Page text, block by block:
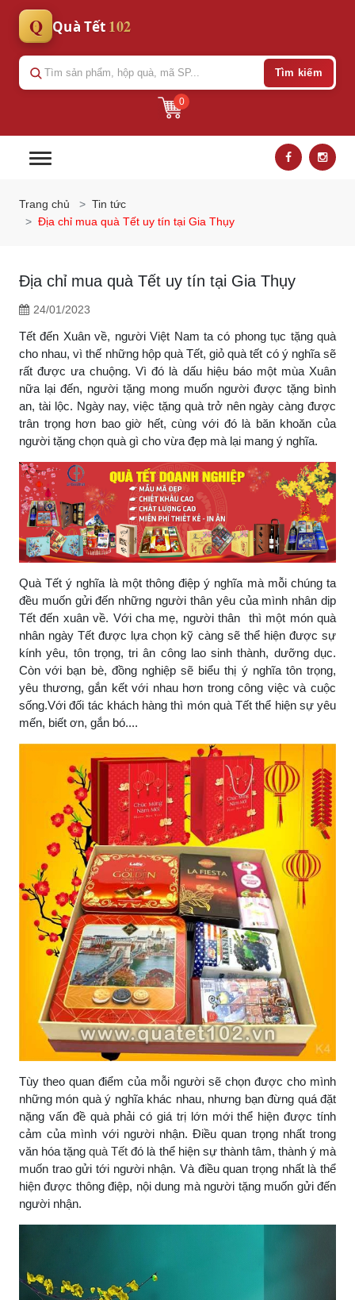
Q Quà Tết 102
0
Tìm kiếm
Trang chủ
Tin tức
Địa chỉ mua quà Tết uy tín tại Gia Thụy
Địa chỉ mua quà Tết uy tín tại Gia Thụy
24/01/2023
Tết đến Xuân về, người Việt Nam ta có phong tục tặng quà
cho nhau, vì thế những hộp quà Tết, giỏ quà tết có ý nghĩa sẽ
rất được ưa chuộng. Vì đó là dấu hiệu báo một mùa Xuân
nữa lại đến, người tặng mong muốn người được tặng bình
an, tài lộc. Ngày nay, việc tặng quà trở nên ngày càng được
trân trọng hơn bao giờ hết, cùng với đó là băn khoăn của
người tặng chọn quà gì cho vừa đẹp mà lại mang ý nghĩa.
Quà Tết ý nghĩa là một thông điệp ý nghĩa mà mỗi chúng ta
đều muốn gửi đến những người thân yêu của mình nhân dịp
Tết đến xuân về. Với cha mẹ, người thân thì một món quà
nhân ngày Tết được lựa chọn kỹ càng sẽ thể hiện được sự
kính yêu, tôn trọng, tri ân công lao sinh thành, dưỡng dục.
Còn với bạn bè, đồng nghiệp sẽ biểu thị ý nghĩa tôn trọng,
yêu thương, gắn kết với nhau hơn trong công việc và cuộc
sống.Với đối tác khách hàng thì món quà Tết thể hiện sự yêu
mến, biết ơn, gắn bó....
Tùy theo quan điểm của mỗi người sẽ chọn được cho mình
những món quà ý nghĩa khác nhau, nhưng bạn đừng quá đặt
nặng vấn đề quà phải có giá trị lớn mới thể hiện được tính
cảm của mình với người nhận. Điều quan trọng nhất trong
văn hóa tặngquà Tết đó là thể hiện sự thành tâm, thành ý mà
muốn trao gửi tới người nhận. Và điều quan trọng nhất là thể
hiện được thông điệp, nội dung mà người tặng muốn gửi đến
người nhận.